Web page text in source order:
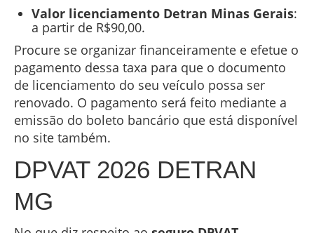
Valor licenciamento Detran Minas Gerais:
a partir de R$90,00.
Procure se organizar financeiramente e efetue o
pagamento dessa taxa para que o documento
de licenciamento do seu veículo possa ser
renovado. O pagamento será feito mediante a
emissão do boleto bancário que está disponível
no site também.
DPVAT 2026 DETRAN
MG